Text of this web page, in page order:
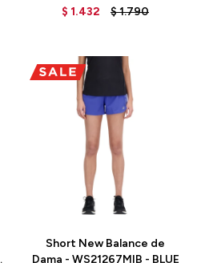
- MS23228THW - GREEN
$ 1.432 $1.790
Short New Balance de
Dama - WS21267MIB - BLUE